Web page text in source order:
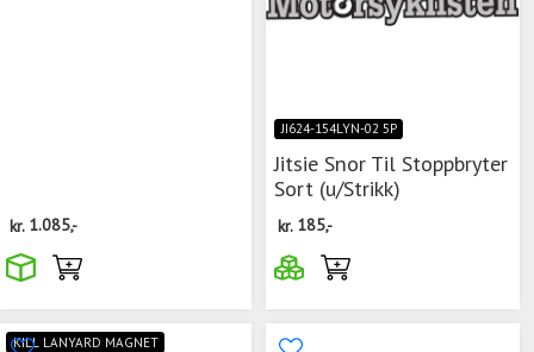
kr. 1.085,-
JI624-154LYN-02 5P
Jitsie Snor Til Stoppbryter
Sort (u/Strikk)
kr. 185,-
KILL LANYARD MAGNET